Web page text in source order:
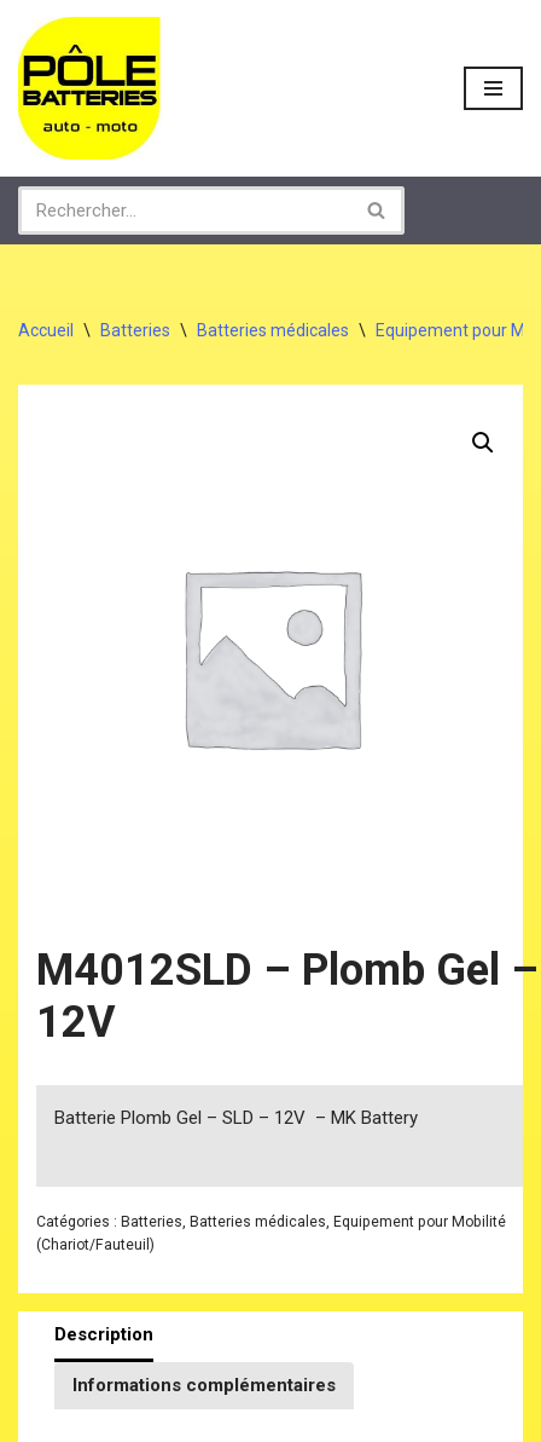
Aller
au
contenu
Accueil \ Batteries \ Batteries médicales \ Equipement pour
M4012SLD – Plomb Gel –
12V
Batterie Plomb Gel – SLD – 12V – MK Battery
Catégories : Batteries Batteries médicales Equipement pour Mobilité
(Chariot/Fauteuil)
Description
Informations complémentaires